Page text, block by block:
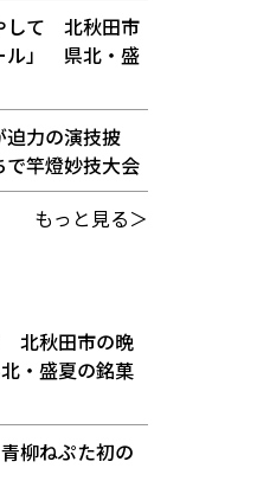
して 北秋田市
ル」 県北・盛
力の演技披
竿燈妙技大会
もっと見る＞
北秋田市の晩
・盛夏の銘菓
柳ねぷた初の